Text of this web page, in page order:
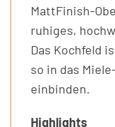
MattFinish-
ruhiges,
Das Kochfeld
so in das
einbinden.
Highlights